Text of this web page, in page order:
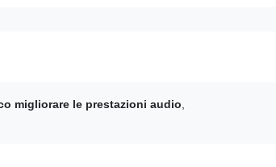
migliorare le prestazioni audio